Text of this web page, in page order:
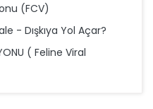
(FCV)
- Dışkıya Yol Açar?
( Feline Viral